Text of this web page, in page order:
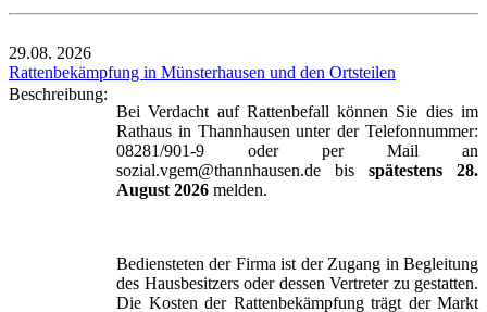
29.08. 2026
Rattenbekämpfung in Münsterhausen und den Ortsteilen
Beschreibung:
Bei Verdacht auf Rattenbefall können Sie dies im
Rathaus in Thannhausen unter der Telefonnummer:
08281/901-9 oder per Mail an
sozial.vgem@thannhausen.de bis spätestens 28.
August 2026 melden.
Bediensteten der Firma ist der Zugang in Begleitung
des Hausbesitzers oder dessen Vertreter zu gestatten.
Die Kosten der Rattenbekämpfung trägt der Markt